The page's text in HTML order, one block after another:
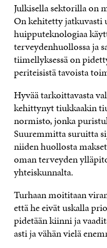
Julkisella sektorilla on
On kehitetty jatkuvasti
huipputeknologiaa
terveydenhuollossa ja
tiimellyksessä on
periteisistä tavoista
Hyvää tarkoittavasta
kehittynyt tiukkaakin
normisto, jonka
Suuremmitta suruitta
niiden huollosta
oman terveyden
yhteiskunnalta.
Turhaan moititaan
että he eivät uskalla
pidetään kiinni ja
asti ja vähän vielä